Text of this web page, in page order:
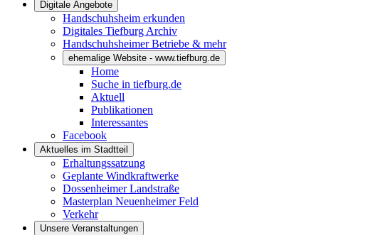
Digitale Angebote
Handschuhsheim erkunden
Digitales Tiefburg Archiv
Handschuhsheimer Betriebe & mehr
ehemalige Website - www.tiefburg.de
Home
Suche in tiefburg.de
Aktuell
Publikationen
Interessantes
Facebook
Aktuelles im Stadtteil
Erhaltungssatzung
Geplante Windkraftwerke
Dossenheimer Landstraße
Masterplan Neuenheimer Feld
Verkehr
Unsere Veranstaltungen